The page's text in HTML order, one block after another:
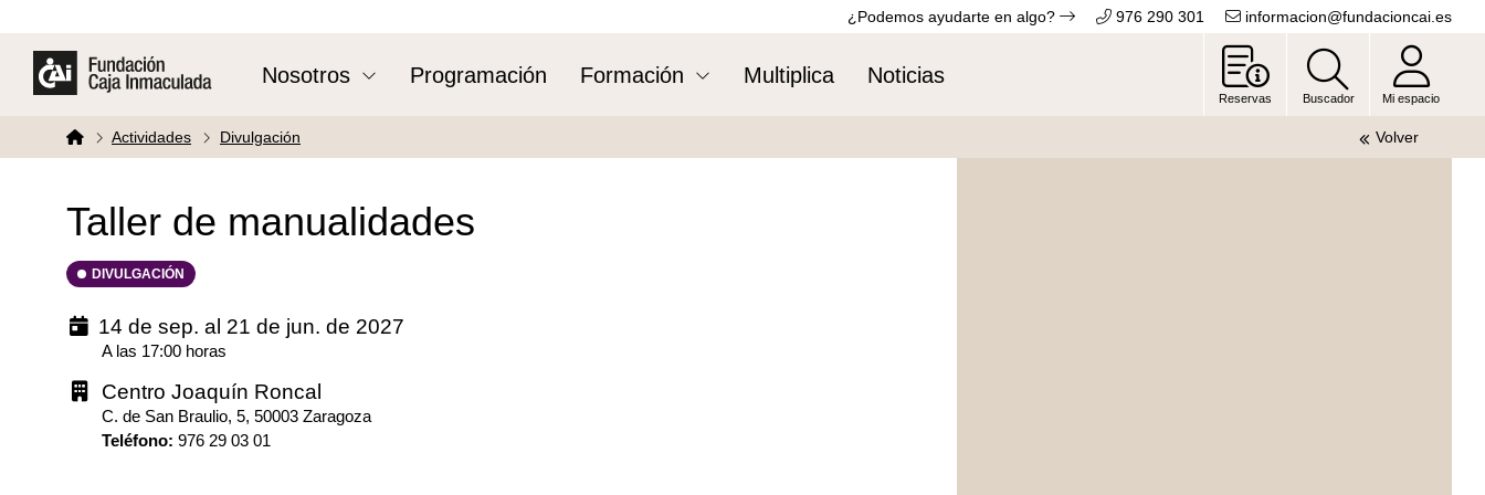
¿Podemos ayudarte en algo? 976 290 301 informacion@fundacioncai.es
Nosotros Programación Formación Multiplica Noticias
Reservas Buscador Mi espacio
Actividades Divulgación Volver
Taller de manualidades
DIVULGACIÓN
14 de sep. al 21 de jun. de 2027
A las 17:00 horas
Centro Joaquín Roncal
C. de San Braulio, 5, 50003 Zaragoza
Teléfono: 976 29 03 01